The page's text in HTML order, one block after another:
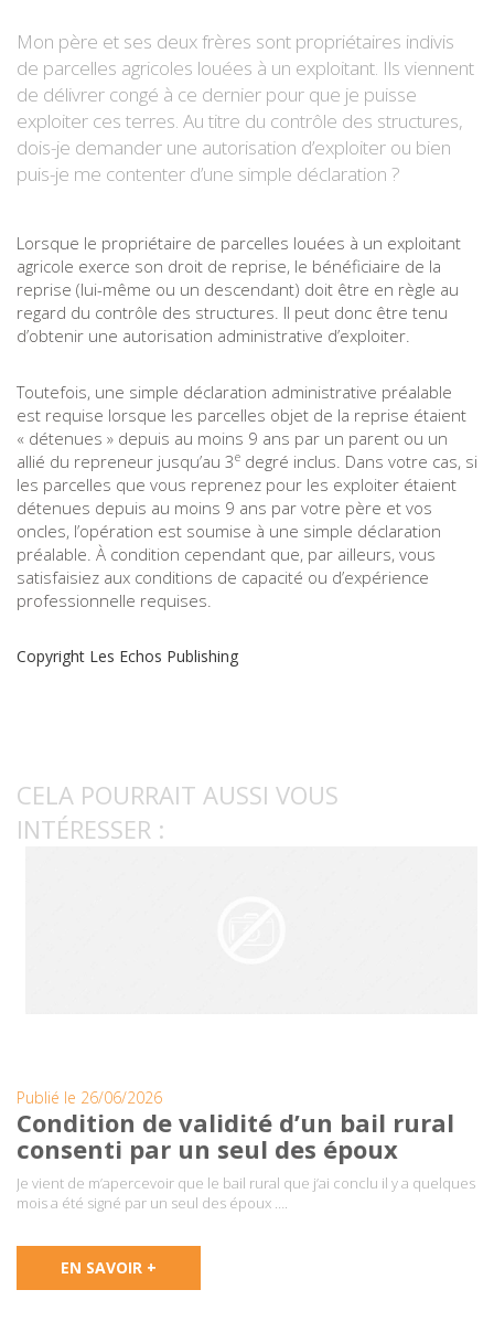
Mon père et ses deux frères sont propriétaires indivis
de parcelles agricoles louées à un exploitant. Ils viennent
de délivrer congé à ce dernier pour que je puisse
exploiter ces terres. Au titre du contrôle des structures,
dois-je demander une autorisation d’exploiter ou bien
puis-je me contenter d’une simple déclaration ?
Lorsque le propriétaire de parcelles louées à un exploitant
agricole exerce son droit de reprise, le bénéficiaire de la
reprise (lui-même ou un descendant) doit être en règle au
regard du contrôle des structures. Il peut donc être tenu
d’obtenir une autorisation administrative d’exploiter.
Toutefois, une simple déclaration administrative préalable
est requise lorsque les parcelles objet de la reprise étaient
« détenues » depuis au moins 9 ans par un parent ou un
allié du repreneur jusqu’au 3e degré inclus. Dans votre cas, si
les parcelles que vous reprenez pour les exploiter étaient
détenues depuis au moins 9 ans par votre père et vos
oncles, l’opération est soumise à une simple déclaration
préalable. À condition cependant que, par ailleurs, vous
satisfaisiez aux conditions de capacité ou d’expérience
professionnelle requises.
Copyright Les Echos Publishing
CELA POURRAIT AUSSI VOUS
INTÉRESSER :
Publié le 26/06/2026
Condition de validité d’un bail rural
consenti par un seul des époux
Je vient de m’apercevoir que le bail rural que j’ai conclu il y a quelques
mois a été signé par un seul des époux ….
EN SAVOIR +